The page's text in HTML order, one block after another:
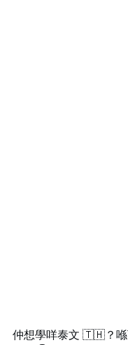
仲想學咩泰文 🇹🇭？喺